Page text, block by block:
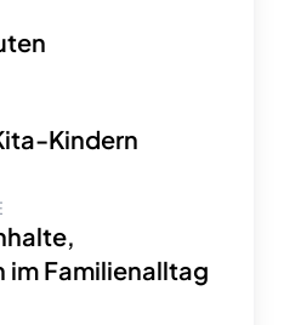
Kindern
im Familienalltag